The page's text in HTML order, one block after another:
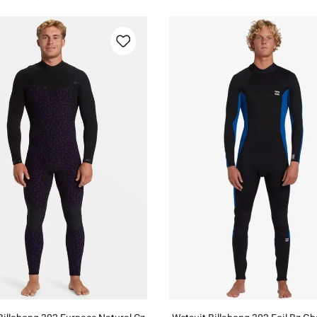
M GG
Adicionar ao carrinho
P G
Adicionar ao carrinho